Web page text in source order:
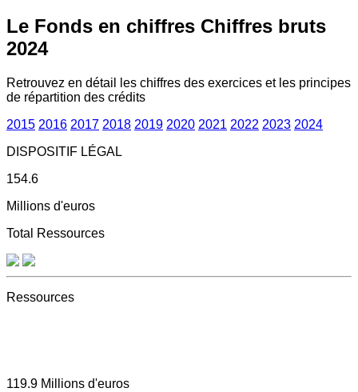
Le Fonds en chiffres Chiffres bruts
2024
Retrouvez en détail les chiffres des exercices et les principes
de répartition des crédits
2015 2016 2017 2018 2019 2020 2021 2022 2023 2024
DISPOSITIF LÉGAL
154.6
Millions d'euros
Total Ressources
Ressources
119.9 Millions d'euros